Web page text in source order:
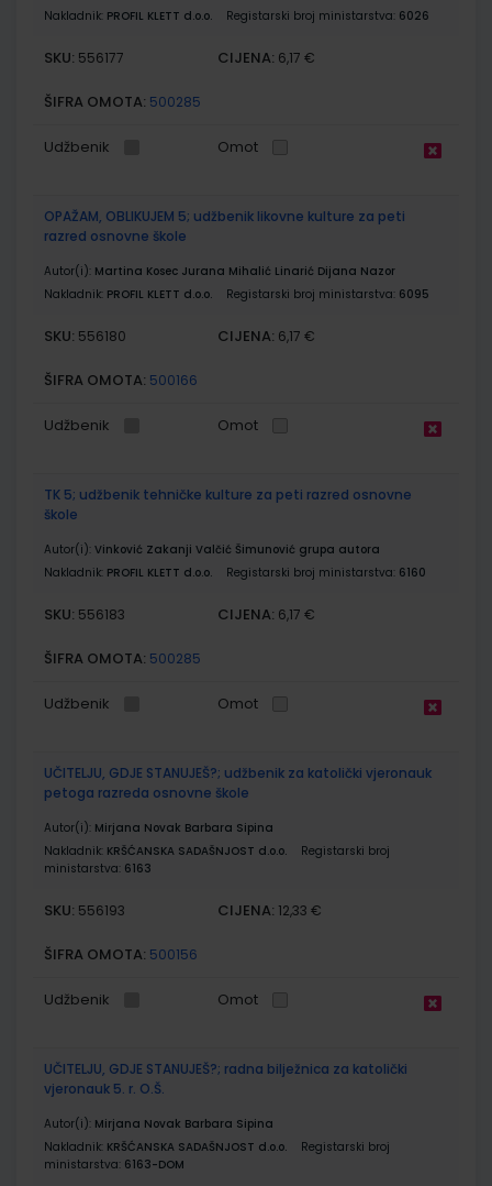
Nakladnik: PROFIL KLETT d.o.o. Registarski broj ministarstva: 6026
SKU: 556177 CIJENA: 6,17 €
ŠIFRA OMOTA: 500285
Udžbenik Omot
OPAŽAM, OBLIKUJEM 5; udžbenik likovne kulture za peti
razred osnovne škole
Autor(i): Martina Kosec Jurana Mihalić Linarić Dijana Nazor
Nakladnik: PROFIL KLETT d.o.o. Registarski broj ministarstva: 6095
SKU: 556180 CIJENA: 6,17 €
ŠIFRA OMOTA: 500166
Udžbenik Omot
TK 5; udžbenik tehničke kulture za peti razred osnovne
škole
Autor(i): Vinković Zakanji Valčić Šimunović grupa autora
Nakladnik: PROFIL KLETT d.o.o. Registarski broj ministarstva: 6160
SKU: 556183 CIJENA: 6,17 €
ŠIFRA OMOTA: 500285
Udžbenik Omot
UČITELJU, GDJE STANUJEŠ?; udžbenik za katolički vjeronauk
petoga razreda osnovne škole
Autor(i): Mirjana Novak Barbara Sipina
Nakladnik: KRŠĆANSKA SADAŠNJOST d.o.o.
Registarski broj
ministarstva: 6163
SKU: 556193 CIJENA: 12,33 €
ŠIFRA OMOTA: 500156
Udžbenik Omot
UČITELJU, GDJE STANUJEŠ?; radna bilježnica za katolički
vjeronauk 5. r. O.Š.
Autor(i): Mirjana Novak Barbara Sipina
Nakladnik: KRŠĆANSKA SADAŠNJOST d.o.o.
Registarski broj
ministarstva: 6163-DOM